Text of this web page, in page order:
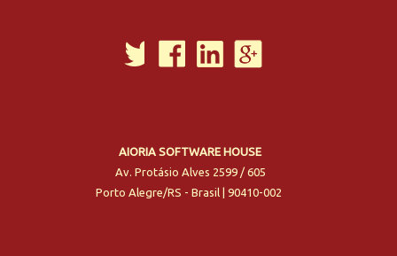
AIORIA SOFTWARE HOUSE
Av. Protásio Alves 2599 / 605
Porto Alegre/RS -Brasil |90410-002